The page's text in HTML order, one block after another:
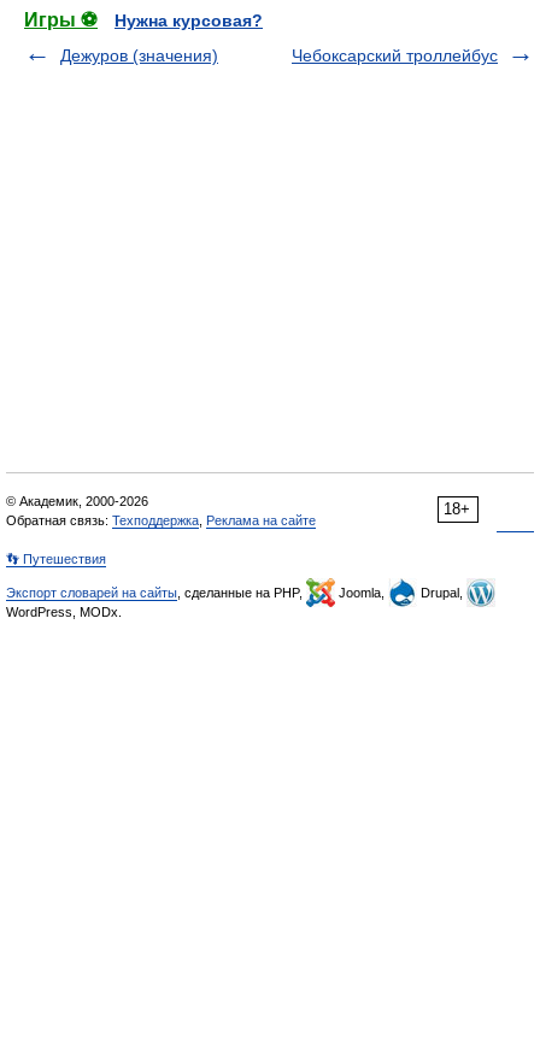
Игры ⚽
Нужна курсовая?
Дежуров (значения)
Чебоксарский троллейбус
18+
© Академик, 2000-2026
Обратная связь: Техподдержка Реклама на сайте
👣 Путешествия
Экспорт словарей на сайты , сделанные на PHP, Joomla,
Drupal,
WordPress, MODx.